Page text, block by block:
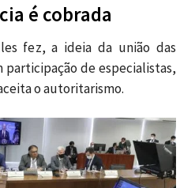
é cobrada
fez, a ideia da união das
participação de especialistas,
o autoritarismo.